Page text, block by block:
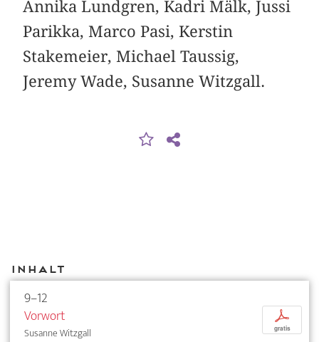
Annika Lundgren, Kadri Mälk, Jussi
Parikka, Marco Pasi, Kerstin
Stakemeier, Michael Taussig,
Jeremy Wade, Susanne Witzgall.
Inhalt
9–12
Vorwort
Susanne Witzgall
p
gratis